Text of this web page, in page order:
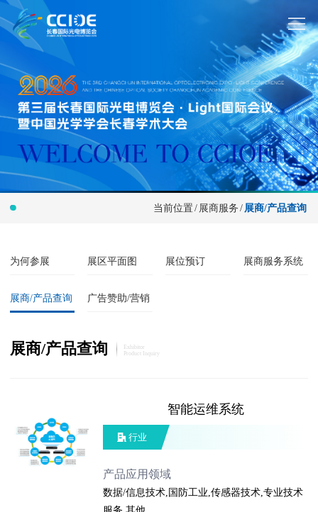
当前位置/ 展商服务 /展商/产品查询
为何参展 展区平面图 展位预订 展商服务系统
展商/产品查询 广告赞助/营销
展商/产品查询
Exhibitor
Product Inquiry
智能运维系统
行业
产品应用领域
数据/信息技术,国防工业,传感器技术,专业技术
服务,其他